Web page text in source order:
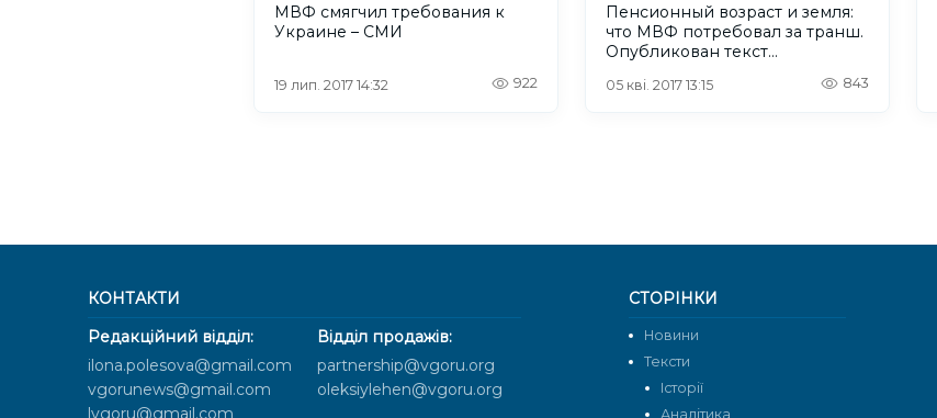
МВФ смягчил требования к
Украине – СМИ
19 лип. 2017 14:32 922
Пенсионный возраст и земля:
что МВФ потребовал за транш.
Опубликован текст
05 кві. 2017 13:15 843
КОНТАКТИ
Редакційний відділ:
ilona.polesova@gmail.com
vgorunews@gmail.com
lvgoru@gmail.com
Відділ продажів:
partnership@vgoru.org
oleksiylehen@vgoru.org
СТОРІНКИ
Новини
Тексти
Історії
Аналітика